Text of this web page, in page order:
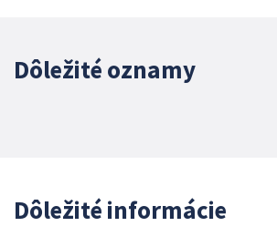
Dôležité oznamy
Dôležité informácie